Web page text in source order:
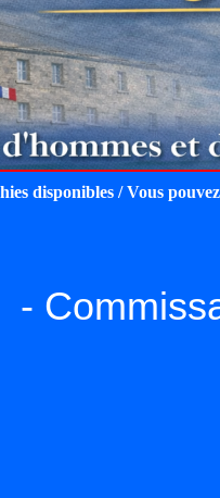
disponibles / Vous
-